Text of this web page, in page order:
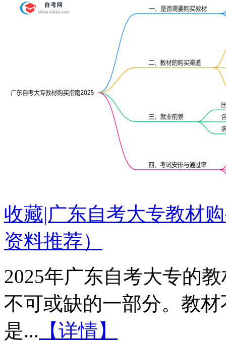
收藏|广东自考大专教材
资料推荐）
2025年广东自考大专的
不可或缺的一部分。教
是... 【详情】